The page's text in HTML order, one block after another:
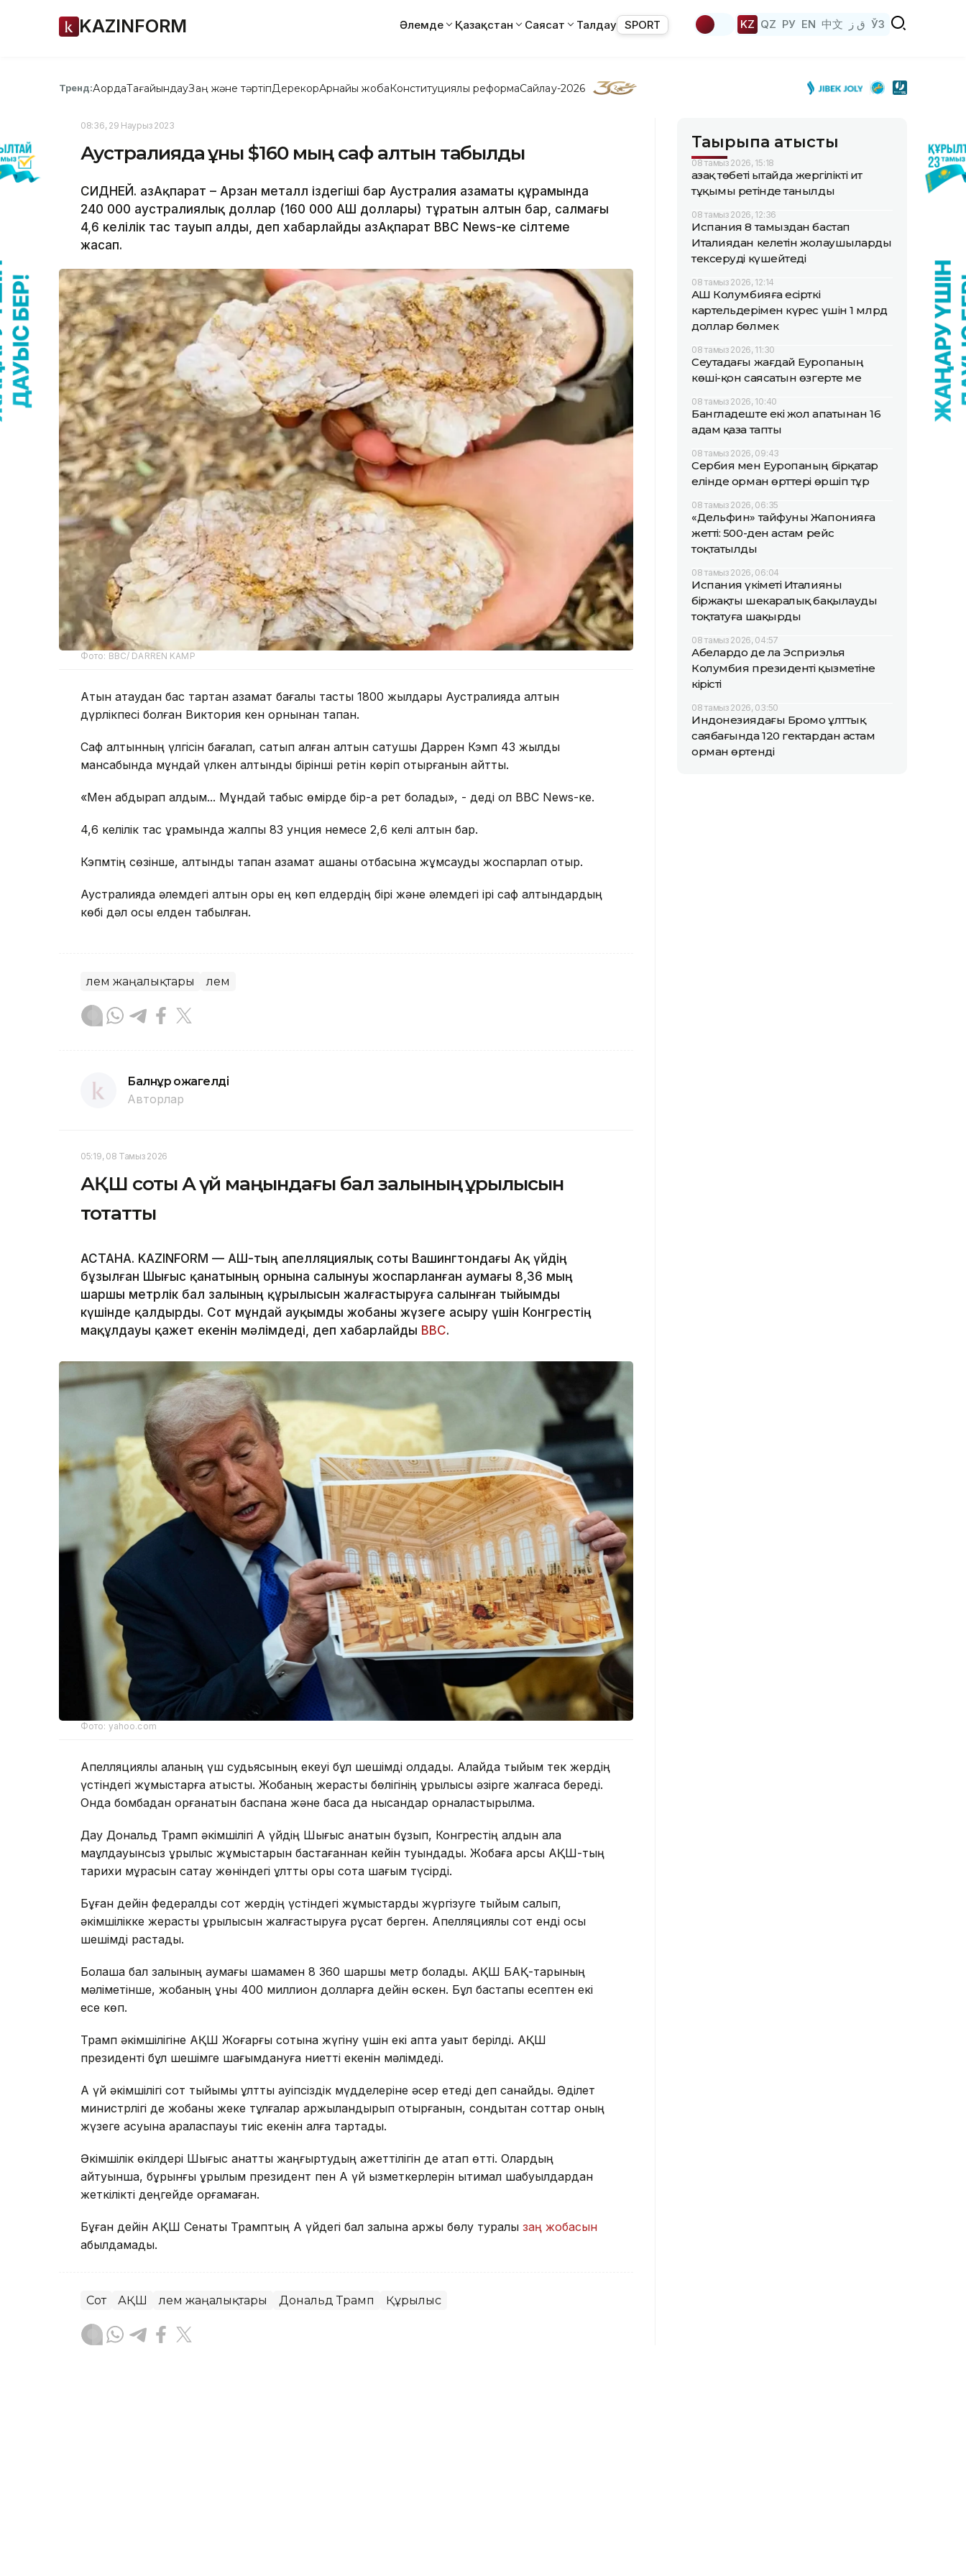
KAZINFORM Әлемде Қазақстан Саясат Талдау SPORT KZ QZ РУ EN 中文 ق ز ЎЗ
Тренд:АқордаТағайындауЗаң және тәртіпДерекқорАрнайы жобаКонституциялық реформаСайлау-2026
08:36, 29 Наурыз 2023
Аустралияда құны $160 мың саф алтын табылды
СИДНЕЙ. ҚазАқпарат – Арзан металл іздегіші бар Аустралия азаматы құрамында
240 000 аустралиялық доллар (160 000 АҚШ доллары) тұратын алтын бар, салмағы
4,6 келілік тас тауып алды, деп хабарлайды ҚазАқпарат BBC News-ке сілтеме
жасап.
Фото: BBC/ DARREN KAMP
Атын атаудан бас тартқан азамат бағалы тасты 1800 жылдары Аустралияда алтын
дүрлікпесі болған Виктория кен орнынан тапқан.
Саф алтынның үлгісін бағалап, сатып алған алтын сатушы Даррен Кэмп 43 жылдық
мансабында мұндай үлкен алтынды бірінші ретін көріп отырғанын айтты.
«Мен абдырап қалдым... Мұндай табыс өмірде бір-ақ рет болады», - деді ол BBC News-ке.
4,6 келілік тас құрамында жалпы 83 унция немесе 2,6 келі алтын бар.
Кэпмтің сөзінше, алтынды тапқан азамат ақшаны отбасына жұмсауды жоспарлап отыр.
Аустралияда әлемдегі алтын қоры ең көп елдердің бірі және әлемдегі ірі саф алтындардың
көбі дәл осы елден табылған.
Әлем жаңалықтары Әлем
Балнұр Қожагелді
Авторлар
05:19, 08 Тамыз 2026
АҚШ соты Ақ үй маңындағы бал залының құрылысын
тоқтатты
АСТАНА. KAZINFORM — АҚШ-тың апелляциялық соты Вашингтондағы Ақ үйдің
бұзылған Шығыс қанатының орнына салынуы жоспарланған аумағы 8,36 мың
шаршы метрлік бал залының құрылысын жалғастыруға салынған тыйымды
күшінде қалдырды. Сот мұндай ауқымды жобаны жүзеге асыру үшін Конгрестің
мақұлдауы қажет екенін мәлімдеді, деп хабарлайды BBC.
Фото: yahoo.com
Апелляциялық алқаның үш судьясының екеуі бұл шешімді қолдады. Алайда тыйым тек жердің
үстіндегі жұмыстарға қатысты. Жобаның жерасты бөлігінің құрылысы әзірге жалғаса береді.
Онда бомбадан қорғанатын баспана және басқа да нысандар орналастырылмақ.
Дау Дональд Трамп әкімшілігі Ақ үйдің Шығыс қанатын бұзып, Конгрестің алдын ала
мақұлдауынсыз құрылыс жұмыстарын бастағаннан кейін туындады. Жобаға қарсы АҚШ-тың
тарихи мұрасын сақтау жөніндегі ұлттық қоры сотқа шағым түсірді.
Бұған дейін федералдық сот жердің үстіндегі жұмыстарды жүргізуге тыйым салып,
әкімшілікке жерасты құрылысын жалғастыруға рұқсат берген. Апелляциялық сот енді осы
шешімді растады.
Болашақ бал залының аумағы шамамен 8 360 шаршы метр болады. АҚШ БАҚ-тарының
мәліметінше, жобаның құны 400 миллион долларға дейін өскен. Бұл бастапқы есептен екі
есе көп.
Трамп әкімшілігіне АҚШ Жоғарғы сотына жүгіну үшін екі апта уақыт берілді. АҚШ
президенті бұл шешімге шағымдануға ниетті екенін мәлімдеді.
Ақ үй әкімшілігі сот тыйымы ұлттық қауіпсіздік мүдделеріне әсер етеді деп санайды. Әділет
министрлігі де жобаны жеке тұлғалар қаржыландырып отырғанын, сондықтан соттар оның
жүзеге асуына араласпауы тиіс екенін алға тартады.
Әкімшілік өкілдері Шығыс қанатты жаңғыртудың қажеттілігін де атап өтті. Олардың
айтуынша, бұрынғы құрылым президент пен Ақ үй қызметкерлерін ықтимал шабуылдардан
жеткілікті деңгейде қорғамаған.
Бұған дейін АҚШ Сенаты Трамптың Ақ үйдегі бал залына қаржы бөлу туралы заң жобасын
қабылдамады.
Сот АҚШ Әлем жаңалықтары Дональд Трамп Құрылыс
Тақырыпқа қатысты
08 тамыз 2026, 15:18
Қазақ төбеті Қытайда жергілікті ит
тұқымы ретінде танылды
08 тамыз 2026, 12:36
Испания 8 тамыздан бастап
Италиядан келетін жолаушыларды
тексеруді күшейтеді
08 тамыз 2026, 12:14
АҚШ Колумбияға есірткі
картельдерімен күрес үшін 1 млрд
доллар бөлмек
08 тамыз 2026, 11:30
Сеутадағы жағдай Еуропаның
көші-қон саясатын өзгерте ме
08 тамыз 2026, 10:40
Бангладеште екі жол апатынан 16
адам қаза тапты
08 тамыз 2026, 09:43
Сербия мен Еуропаның бірқатар
елінде орман өрттері өршіп тұр
08 тамыз 2026, 06:35
«Дельфин» тайфуны Жапонияға
жетті: 500-ден астам рейс
тоқтатылды
08 тамыз 2026, 06:04
Испания үкіметі Италияны
біржақты шекаралық бақылауды
тоқтатуға шақырды
08 тамыз 2026, 04:57
Абелардо де ла Эсприэлья
Колумбия президенті қызметіне
кірісті
08 тамыз 2026, 03:50
Индонезиядағы Бромо ұлттық
саябағында 120 гектардан астам
орман өртенді